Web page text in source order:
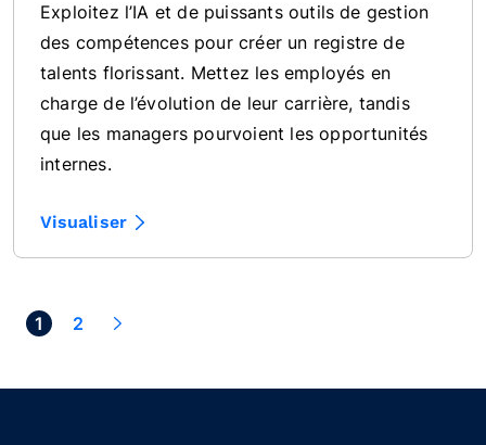
Exploitez l’IA et de puissants outils de gestion
des compétences pour créer un registre de
talents florissant. Mettez les employés en
charge de l’évolution de leur carrière, tandis
que les managers pourvoient les opportunités
internes.
Visualiser
1 2
>